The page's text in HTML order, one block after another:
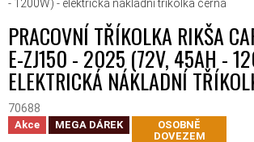
- 1200W) - elektrická nákladní tříkolka černá
PRACOVNÍ TŘÍKOLKA RIKŠA
E-ZJ150 - 2025 (72V, 45AH -
ELEKTRICKÁ NÁKLADNÍ
70688
Akce MEGA DÁREK
OSOBNĚ
DOVEZEM